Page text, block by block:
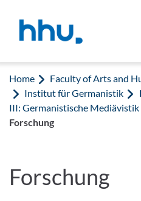
Home Faculty of Arts and
Institut für Germanistik
III: Germanistische Mediävistik
Forschung
Forschung